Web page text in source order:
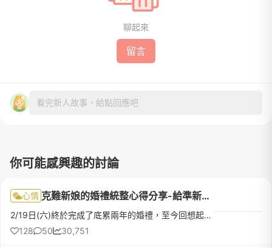
聊起來
留言
看完新人故事，給點回應吧
你可能感興趣的討論
心情 克難新娘的婚禮統整心得分享-給準新娘們的叮囑，終於畢業啦！
2/19日(六)終於完成了底累兩年的婚禮，至今回想起來還覺得有點不真實前言先來分享一些辛酸血淚只想看統計的可以跳過這部分 XDDD回頭看看自己經歷的種種覺得自己大概是全台灣最克難的新娘沒有之一原定2020年5月30日，...
128
50 30,751